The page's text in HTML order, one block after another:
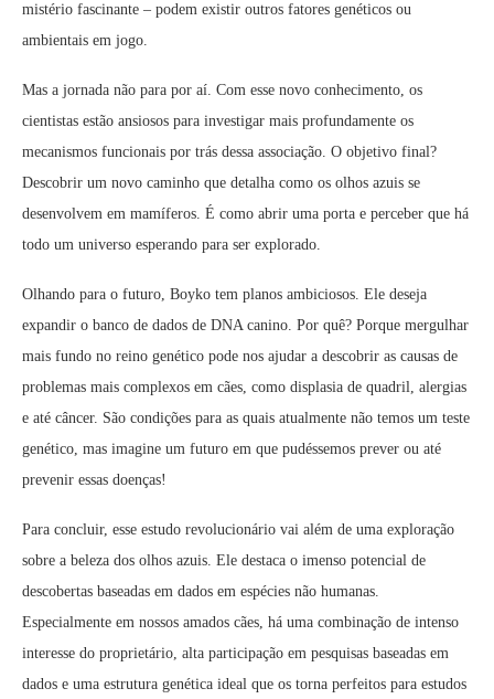
mistério fascinante – podem existir outros fatores genéticos ou
ambientais em jogo.
Mas a jornada não para por aí. Com esse novo conhecimento, os
cientistas estão ansiosos para investigar mais profundamente os
mecanismos funcionais por trás dessa associação. O objetivo final?
Descobrir um novo caminho que detalha como os olhos azuis se
desenvolvem em mamíferos. É como abrir uma porta e perceber que há
todo um universo esperando para ser explorado.
Olhando para o futuro, Boyko tem planos ambiciosos. Ele deseja
expandir o banco de dados de DNA canino. Por quê? Porque mergulhar
mais fundo no reino genético pode nos ajudar a descobrir as causas de
problemas mais complexos em cães, como displasia de quadril, alergias
e até câncer. São condições para as quais atualmente não temos um teste
genético, mas imagine um futuro em que pudéssemos prever ou até
prevenir essas doenças!
Para concluir, esse estudo revolucionário vai além de uma exploração
sobre a beleza dos olhos azuis. Ele destaca o imenso potencial de
descobertas baseadas em dados em espécies não humanas.
Especialmente em nossos amados cães, há uma combinação de intenso
interesse do proprietário, alta participação em pesquisas baseadas em
dados e uma estrutura genética ideal que os torna perfeitos para estudos